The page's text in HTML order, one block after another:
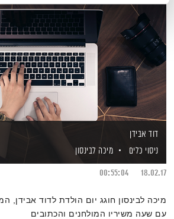
דוד אבידן
ניסוי כלים
מיכה לבינסון
18.02.17
00:55:04
מיכה לבינסון חוגג יום הולדת לדוד אבידן,
עם שעה משיריו המולחנים והכתובים